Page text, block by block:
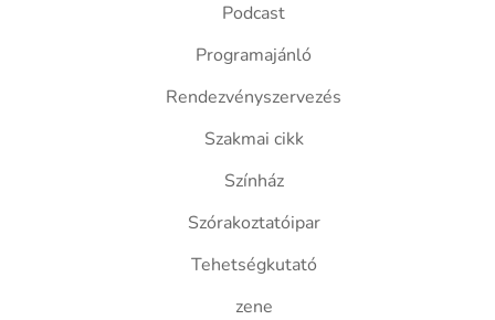
Podcast
Programajánló
Rendezvényszervezés
Szakmai cikk
Színház
Szórakoztatóipar
Tehetségkutató
zene